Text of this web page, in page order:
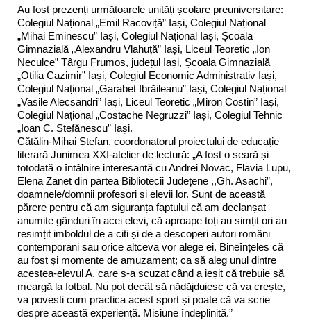
Au fost prezenți următoarele unități școlare preuniversitare:
Colegiul Național „Emil Racoviță” Iași, Colegiul Național
„Mihai Eminescu” Iași, Colegiul Național Iași, Școala
Gimnazială „Alexandru Vlahuță” Iași, Liceul Teoretic „Ion
Neculce” Târgu Frumos, județul Iași, Școala Gimnazială
„Otilia Cazimir” Iași, Colegiul Economic Administrativ Iași,
Colegiul Național „Garabet Ibrăileanu” Iași, Colegiul Național
„Vasile Alecsandri” Iași, Liceul Teoretic „Miron Costin” Iași,
Colegiul Național „Costache Negruzzi” Iași, Colegiul Tehnic
„Ioan C. Ștefănescu” Iași.
Cătălin-Mihai Ștefan, coordonatorul proiectului de educație
literară Junimea XXI-atelier de lectură: „A fost o seară și
totodată o întâlnire interesantă cu Andrei Novac, Flavia Lupu,
Elena Zanet din partea Bibliotecii Județene ,,Gh. Asachi”,
doamnele/domnii profesori și elevii lor. Sunt de această
părere pentru că am siguranța faptului că am declanșat
anumite gânduri în acei elevi, că aproape toți au simțit ori au
resimțit imboldul de a citi și de a descoperi autori români
contemporani sau orice altceva vor alege ei. Bineînțeles că
au fost și momente de amuzament; ca să aleg unul dintre
acestea-elevul A. care s-a scuzat când a ieșit că trebuie să
meargă la fotbal. Nu pot decât să nădăjduiesc că va crește,
va povesti cum practica acest sport și poate că va scrie
despre această experiență. Misiune îndeplinită.”